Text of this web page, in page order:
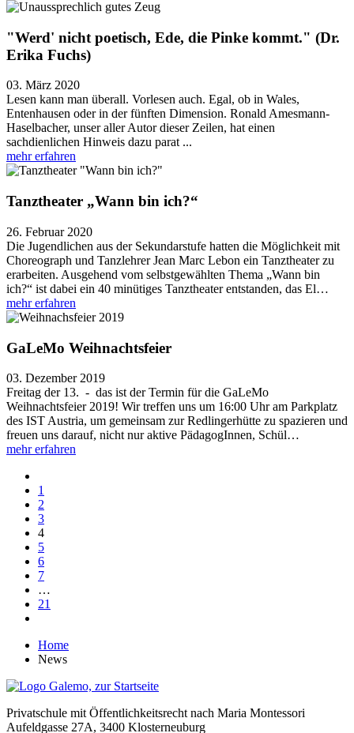
"Werd' nicht poetisch, Ede, die Pinke kommt." (Dr.
Erika Fuchs)
03. März 2020
Lesen kann man überall. Vorlesen auch. Egal, ob in Wales,
Entenhausen oder in der fünften Dimension. Ronald Amesmann-
Haselbacher, unser aller Autor dieser Zeilen, hat einen
sachdienlichen Hinweis dazu parat ...
mehr erfahren
Tanztheater „Wann bin ich?“
26. Februar 2020
Die Jugendlichen aus der Sekundarstufe hatten die Möglichkeit mit
Choreograph und Tanzlehrer Jean Marc Lebon ein Tanztheater zu
erarbeiten. Ausgehend vom selbstgewählten Thema „Wann bin
ich?“ ist dabei ein 40 minütiges Tanztheater entstanden, das El…
mehr erfahren
GaLeMo Weihnachtsfeier
03. Dezember 2019
Freitag der 13. - das ist der Termin für die GaLeMo
Weihnachtsfeier 2019! Wir treffen uns um 16:00 Uhr am Parkplatz
des IST Austria, um gemeinsam zur Redlingerhütte zu spazieren und
freuen uns darauf, nicht nur aktive PädagogInnen, Schül…
mehr erfahren
1
2
3
4
5
6
7
…
21
Home
News
Privatschule mit Öffentlichkeitsrecht nach Maria Montessori
Aufeldgasse 27A, 3400 Klosterneuburg